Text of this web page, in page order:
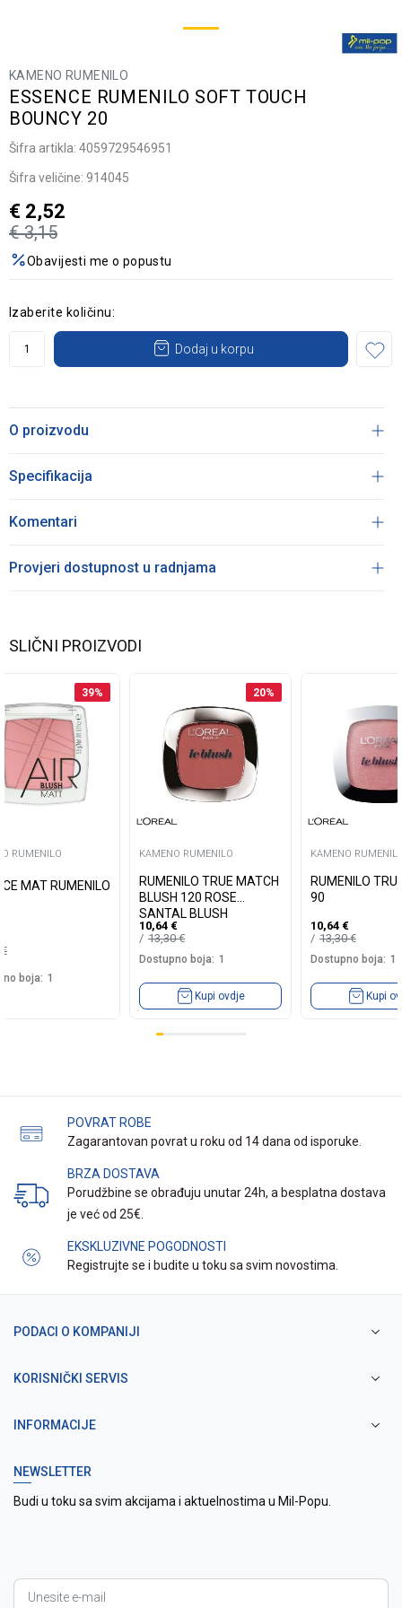
KAMENO RUMENILO
ESSENCE RUMENILO SOFT TOUCH
BOUNCY 20
Šifra artikla: 4059729546951
Šifra veličine: 914045
€ 3,15
€ 2,52
Obavijesti me o popustu
Izaberite količinu:
Dodaj u korpu
O proizvodu
Specifikacija
Komentari
Provjeri dostupnost u radnjama
SLIČNI PROIZVODI
39%
RUMENILO
MAT RUMENILO
€
boja: 1
20%
KAMENO RUMENILO
RUMENILO TRUE MATCH
BLUSH 120 ROSE
SANTAL BLUSH
10,64 €
13,30€
Dostupno boja: 1
Kupi ovdje
KAMENO
RUMENILO
90
10,64 €
13,30€
Dostupno boja: 1
Kupi
POVRAT ROBE
Zagarantovan povrat u roku od 14 dana od isporuke.
BRZA DOSTAVA
Porudžbine se obrađuju unutar 24h, a besplatna dostava
je već od 25€.
EKSKLUZIVNE POGODNOSTI
Registrujte se i budite u toku sa svim novostima.
PODACI O KOMPANIJI
KORISNIČKI SERVIS
INFORMACIJE
NEWSLETTER
Budi u toku sa svim akcijama i aktuelnostima u Mil-Popu.